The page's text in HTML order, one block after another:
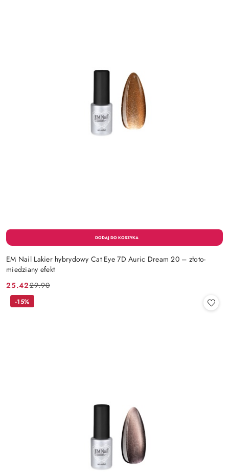
EM Nail Lakier hybrydowy Cat Eye 7D Auric Dream 20 – złoto-
miedziany efekt
Cena
promocyjna:
25.42
Cena
przed
29.90
-15%